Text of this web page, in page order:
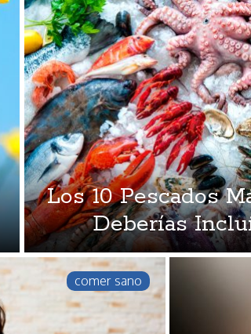
Los 10 Pescados
Deberías
comer sano